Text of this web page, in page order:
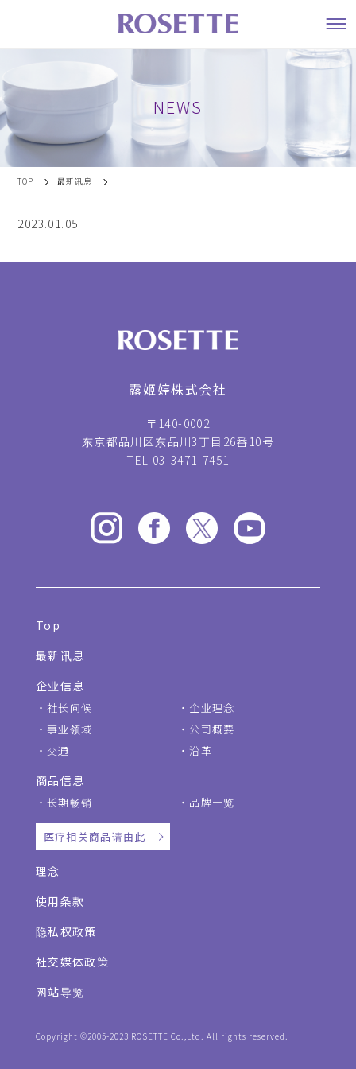
NEWS
TOP 最新讯息
2023.01.05
露姬婷株式会社
〒140-0002
东京都品川区东品川3丁目26番10号
TEL 03-3471-7451
Top
最新讯息
企业信息
社长问候
企业理念
事业领域
公司概要
交通
沿革
商品信息
长期畅销 品牌一览
医疗相关商品请由此
理念
使用条款
隐私权政策
社交媒体政策
网站导览
Copyright ©2005-2023 ROSETTE Co.,Ltd. All rights reserved.